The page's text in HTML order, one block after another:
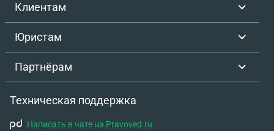
Клиентам
Юристам
Партнёрам
Техническая поддержка
Написать в чате на Pravoved.ru